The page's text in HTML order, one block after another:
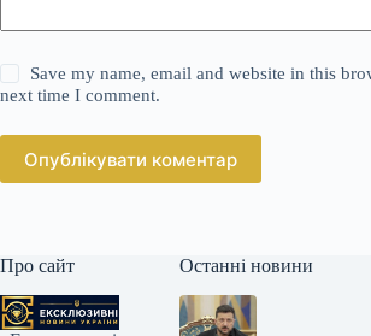
Save my name, email and website in this
next time I comment.
Опублікувати коментар
Про сайт Останні новини